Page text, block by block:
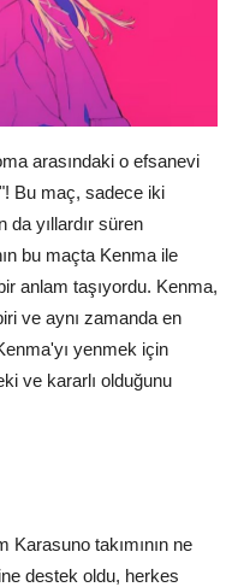
arasındaki o efsanevi
Bu maç, sadece iki
da yıllardır süren
bu maçta Kenma ile
anlam taşıyordu. Kenma,
ve aynı zamanda en
yenmek için
ve kararlı olduğunu
Karasuno takımının ne
destek oldu, herkes